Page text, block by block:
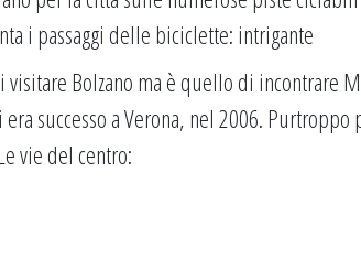
i passaggi delle biciclette: intrigante
Bolzano ma è quello di incontrare
successo a Verona, nel 2006. Purtroppo
vie del centro: